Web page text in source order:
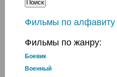
Фильмы по алфавиту
Фильмы по жанру:
Боевик
Военный